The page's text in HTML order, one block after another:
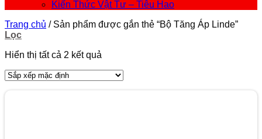
Kiến Thức Vật Tư – Tiêu Hao
Trang chủ /Sản phẩm được gắn thẻ “Bộ Tăng Áp Linde”
Lọc
Hiển thị tất cả 2 kết quả